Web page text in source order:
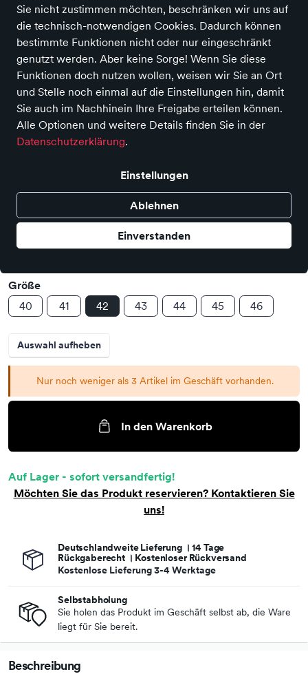
Sie nicht zustimmen möchten, beschränken wir uns auf
die technisch-notwendigen Cookies. Dadurch können
bestimmte Funktionen nicht oder nur eingeschränkt
genutzt werden. Aber keine Sorge! Wenn Sie diese
Funktionen doch nutzen wollen, weisen wir Sie an Ort
und Stelle noch einmal auf die Einstellungen hin, damit
Sie auch im Nachhinein Ihre Freigabe erteilen können.
Alle Optionen und weitere Details finden Sie in der
Datenschutzerklärung.
Einstellungen
Ablehnen
Einverstanden
Sneaker
Preis
139,95 € inkl. MwSt., Versand
Schuh Bode Berlin - Das Schloss
In 11 weiteren Filialen vorrätig
Farbe
Größe
40
41 42 43 44 45 46
Auswahl aufheben
Nur noch weniger als 3 Artikel im Geschäft vorhanden.
In den Warenkorb
Auf Lager - sofort versandfertig!
Möchten Sie das Produkt reservieren? Kontaktieren Sie
uns!
Deutschlandweite Lieferung । 14 Tage
Rückgaberecht । Kostenloser Rückversand
Kostenlose Lieferung 3-4 Werktage
Selbstabholung
Sie holen das Produkt im Geschäft selbst ab, die Ware
liegt für Sie bereit.
Beschreibung